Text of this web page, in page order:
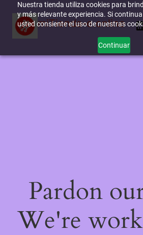
Nuestra tienda utiliza cookies para
y más relevante experiencia. Si
usted consiente el uso de nuestras
Continuar
miTienda-e.online
Pardon
We're